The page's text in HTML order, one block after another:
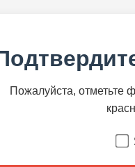
Пожалуйста,